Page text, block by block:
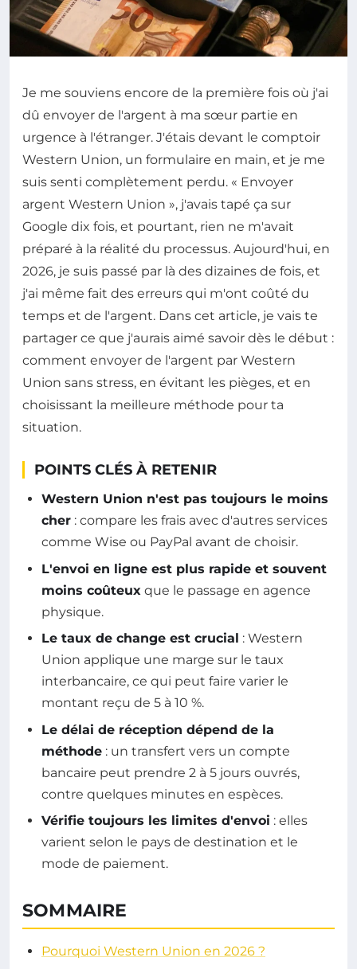
Je me souviens encore de la première fois où j'ai
dû envoyer de l'argent à ma sœur partie en
urgence à l'étranger. J'étais devant le comptoir
Western Union, un formulaire en main, et je me
suis senti complètement perdu. « Envoyer
argent Western Union », j'avais tapé ça sur
Google dix fois, et pourtant, rien ne m'avait
préparé à la réalité du processus. Aujourd'hui, en
2026, je suis passé par là des dizaines de fois, et
j'ai même fait des erreurs qui m'ont coûté du
temps et de l'argent. Dans cet article, je vais te
partager ce que j'aurais aimé savoir dès le début :
comment envoyer de l'argent par Western
Union sans stress, en évitant les pièges, et en
choisissant la meilleure méthode pour ta
situation.
POINTS CLÉS À RETENIR
Western Union n'est pas toujours le moins
cher : compare les frais avec d'autres services
comme Wise ou PayPal avant de choisir.
L'envoi en ligne est plus rapide et souvent
moins coûteux que le passage en agence
physique.
Le taux de change est crucial : Western
Union applique une marge sur le taux
interbancaire, ce qui peut faire varier le
montant reçu de 5 à 10 %.
Le délai de réception dépend de la
méthode : un transfert vers un compte
bancaire peut prendre 2 à 5 jours ouvrés,
contre quelques minutes en espèces.
Vérifie toujours les limites d'envoi : elles
varient selon le pays de destination et le
mode de paiement.
SOMMAIRE
Pourquoi Western Union en 2026 ?